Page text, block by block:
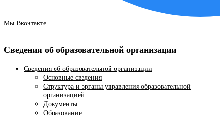
Мы Вконтакте
Сведения об образовательной организации
Сведения об образовательной организации
Основные сведения
Структура и органы управления образовательной
организацией
Документы
Образование